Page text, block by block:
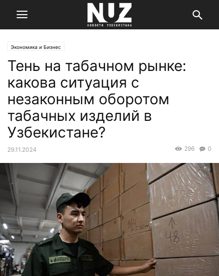
Экономика и Бизнес
Тень на табачном рынке:
какова ситуация с
незаконным оборотом
табачных изделий в
Узбекистане?
29.11.2024 0
296